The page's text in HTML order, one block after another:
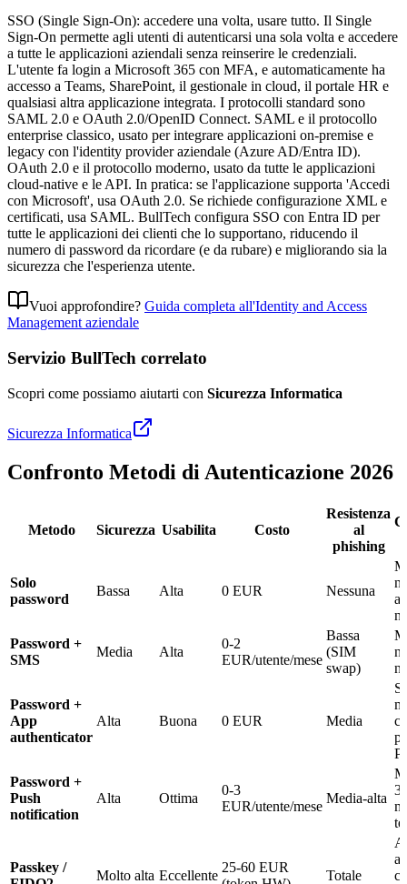
SSO (Single Sign-On): accedere una volta, usare tutto. Il Single
Sign-On permette agli utenti di autenticarsi una sola volta e accedere
a tutte le applicazioni aziendali senza reinserire le credenziali.
L'utente fa login a Microsoft 365 con MFA, e automaticamente ha
accesso a Teams, SharePoint, il gestionale in cloud, il portale HR e
qualsiasi altra applicazione integrata. I protocolli standard sono
SAML 2.0 e OAuth 2.0/OpenID Connect. SAML e il protocollo
enterprise classico, usato per integrare applicazioni on-premise e
legacy con l'identity provider aziendale (Azure AD/Entra ID).
OAuth 2.0 e il protocollo moderno, usato da tutte le applicazioni
cloud-native e le API. In pratica: se l'applicazione supporta 'Accedi
con Microsoft', usa OAuth 2.0. Se richiede configurazione XML e
certificati, usa SAML. BullTech configura SSO con Entra ID per
tutte le applicazioni dei clienti che lo supportano, riducendo il
numero di password da ricordare (e da rubare) e migliorando sia la
sicurezza che l'esperienza utente.
Vuoi approfondire? Guida completa all'Identity and Access
Management aziendale
Servizio BullTech correlato
Scopri come possiamo aiutarti con Sicurezza Informatica
Sicurezza Informatica
Confronto Metodi di Autenticazione 2026
Metodo Sicurezza Usabilita Costo
Resistenza
al
phishing
Solo
password
Bassa Alta 0 EUR Nessuna
Password +
SMS
Media Alta
0-2
EUR/utente/mese
Bassa
(SIM
swap)
Password +
App
authenticator
Alta Buona 0 EUR Media
Password +
Push
notification
Alta Ottima
0-3
EUR/utente/mese
Media-alta
Passkey /
Molto alta Eccellente
25-60 EUR
Totale